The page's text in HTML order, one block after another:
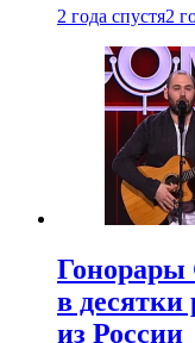
2 года спустя2
Гонорары
в десятки
из России